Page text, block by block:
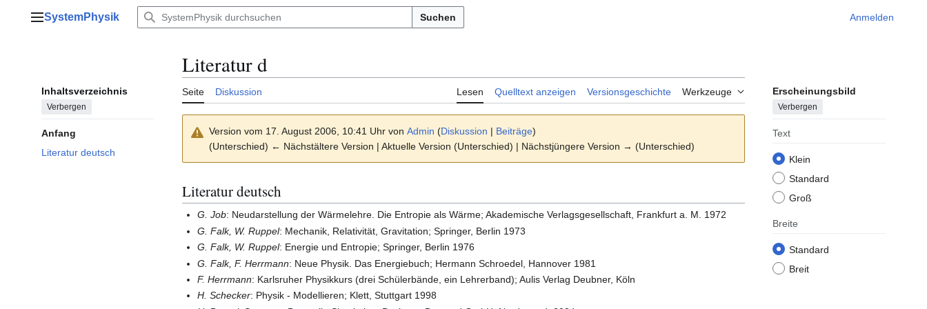
Hauptmenü
SystemPhysik Suchen Anmelden
Inhaltsverzeichnis
Verbergen
Anfang
Literatur deutsch
Literatur d
Seite Diskussion Lesen Quelltext anzeigen Versionsgeschichte Werkzeuge Erscheinungsbild
Verbergen
Text
Klein
Standard
Groß
Breite
Standard
Breit
Version vom 17. August 2006, 10:41 Uhr von Admin (Diskussion | Beiträge)
(Unterschied) ← Nächstältere Version | Aktuelle Version (Unterschied) | Nächstjüngere Version → (Unterschied)
Literatur deutsch
G. Job: Neudarstellung der Wärmelehre. Die Entropie als Wärme; Akademische Verlagsgesellschaft, Frankfurt a. M. 1972
G. Falk, W. Ruppel: Mechanik, Relativität, Gravitation; Springer, Berlin 1973
G. Falk, W. Ruppel: Energie und Entropie; Springer, Berlin 1976
G. Falk, F. Herrmann: Neue Physik. Das Energiebuch; Hermann Schroedel, Hannover 1981
F. Herrmann: Karlsruher Physikkurs (drei Schülerbände, ein Lehrerband); Aulis Verlag Deubner, Köln
H. Schecker: Physik - Modellieren; Klett, Stuttgart 1998